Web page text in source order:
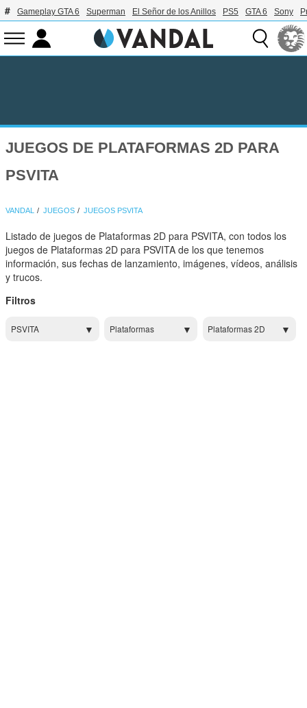
Gameplay GTA 6 Superman El Señor de los Anillos PS5 GTA 6 Sony
JUEGOS DE PLATAFORMAS 2D PARA
PSVITA
VANDAL JUEGOS JUEGOS PSVITA
Listado de juegos de Plataformas 2D para PSVITA, con todos los
juegos de Plataformas 2D para PSVITA de los que tenemos
información, sus fechas de lanzamiento, imágenes, vídeos, análisis
y trucos.
Filtros
PSVITA Plataformas Plataformas 2D